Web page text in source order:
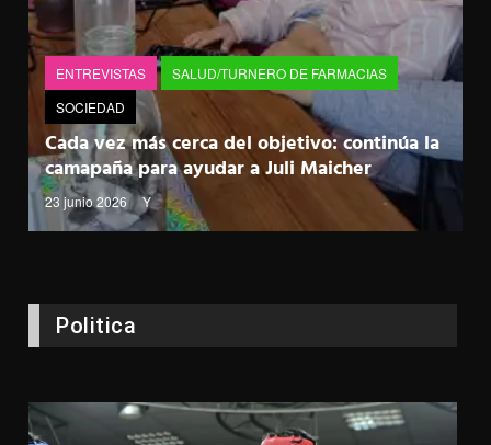
ENTREVISTAS
SALUD/TURNERO DE FARMACIAS
SOCIEDAD
Cada vez más cerca del objetivo: continúa la
camapaña para ayudar a Juli Maicher
23 junio 2026 Y
Politica